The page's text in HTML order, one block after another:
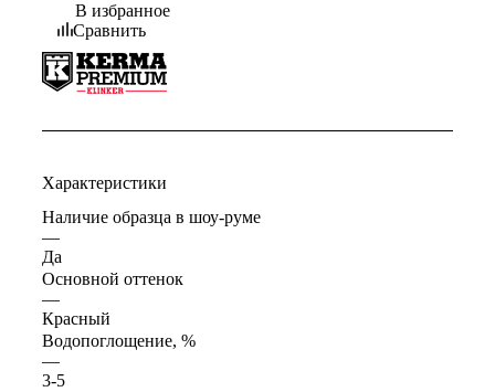
В избранное
Сравнить
Характеристики
Наличие образца в шоу-руме
—
Да
Основной оттенок
—
Красный
Водопоглощение, %
—
3-5